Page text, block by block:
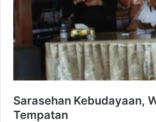
Sarasehan Kebudayaan,
Tempatan